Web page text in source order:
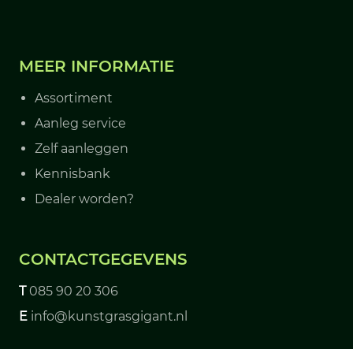
MEER INFORMATIE
Assortiment
Aanleg service
Zelf aanleggen
Kennisbank
Dealer worden?
CONTACTGEGEVENS
T 085 90 20 306
E info@kunstgrasgigant.nl